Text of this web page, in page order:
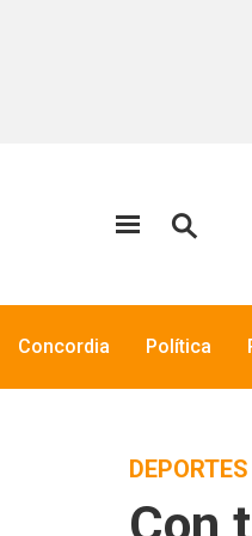
Concordia Política
DEPORTES
Con